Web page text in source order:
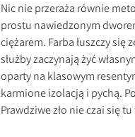
Nic nie przeraża równie
prostu nawiedzonym
ciężarem. Farba łuszczy
służby zaczynają żyć
oparty na klasowym
karmione izolacją i pychą.
Prawdziwe zło nie czai się